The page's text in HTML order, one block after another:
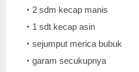
2 sdm kecap manis
1 sdt kecap asin
sejumput merica bubuk
garam secukupnya